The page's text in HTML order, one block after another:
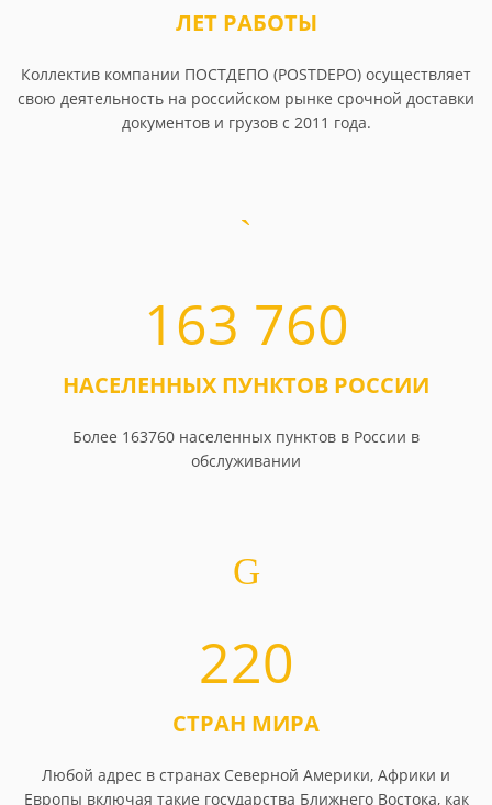
ЛЕТ РАБОТЫ
Коллектив компании ПОСТДЕПО (POSTDEPO) осуществляет
свою деятельность на российском рынке срочной доставки
документов и грузов с 2011 года.
163 760
НАСЕЛЕННЫХ ПУНКТОВ РОССИИ
Более 163760 населенных пунктов в России в
обслуживании
220
СТРАН МИРА
Любой адрес в странах Северной Америки, Африки и
Европы включая такие государства Ближнего Востока, как